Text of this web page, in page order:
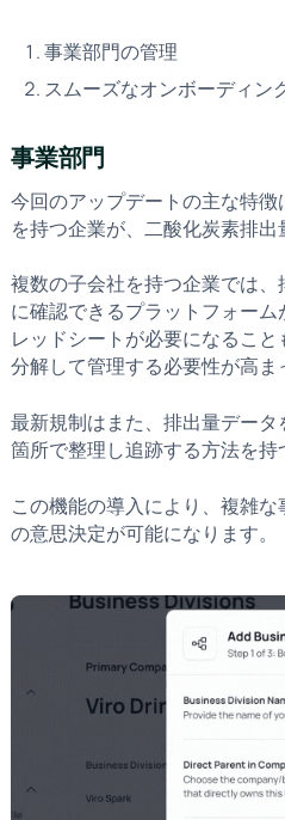
事業部門の管理
スムーズなオンボーディン
事業部門
今回のアップデートの主な特
を持つ企業が、二酸化炭素排出
複数の子会社を持つ企業では
に確認できるプラットフォー
レッドシートが必要になるこ
分解して管理する必要性が高ま
最新規制はまた、排出量デー
箇所で整理し追跡する方法を
この機能の導入により、複雑
の意思決定が可能になります。